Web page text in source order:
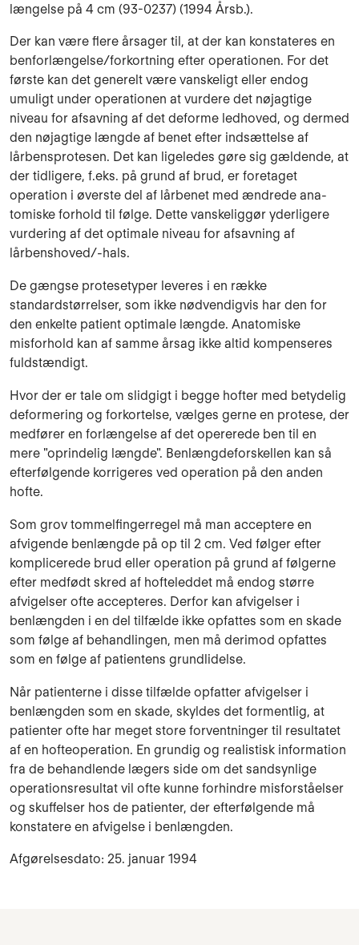
længelse på 4 cm (93-0237) (1994 Årsb.).
Der kan være flere årsager til, at der kan konstateres en
benforlængel­se/forkortning efter opera­tionen. For det
første kan det generelt være vanskeligt eller endog
umuligt un­der ope­rationen at vurdere det nøjagtige
niveau for afsavning af det deforme ledhoved, og dermed
den nøjagtige længde af benet efter ind­sættelse af
lårbensprotesen. Det kan ligeledes gøre sig gældende, at
der tidligere, f.eks. på grund af brud, er foretaget
operation i øverste del af lår­benet med ændrede ana­
tomiske forhold til følge. Dette vanskeliggør yderligere
vurdering af det optimale niveau for afsavning af
lårbenshoved/-hals.
De gængse protesetyper leveres i en række
standardstørrelser, som ik­ke nødvendigvis har den for
den enkelte patient optimale længde. Anatomiske
misforhold kan af samme årsag ikke al­tid kompenseres
fuldstændigt.
Hvor der er tale om slidgigt i begge hofter med betydelig
deformering og forkortelse, vælges gerne en protese, der
medfører en forlængelse af det opererede ben til en
mere "oprindelig længde". Benlængdeforskel­len kan så
efterfølgende korrigeres ved operation på den anden
hofte.
Som grov tommelfingerregel må man acceptere en
afvigende ben­længde på op til 2 cm. Ved følger efter
komplicerede brud eller opera­tion på grund af følgerne
efter medfødt skred af hofte­leddet må endog større
afvigelser ofte accepteres. Derfor kan afvigelser i
benlængden i en del tilfælde ikke opfattes som en skade
som følge af behandlingen, men må derimod opfat­tes
som en følge af patientens grundlidelse.
Når patienterne i disse tilfælde opfatter afvigelser i
benlængden som en skade, skyldes det formentlig, at
patienter ofte har meget store forventninger til resulta­tet
af en hofteoperation. En grundig og realistisk information
fra de behandlende lægers side om det sandsynlige
operationsresultat vil ofte kunne forhindre misforståelser
og skuffelser hos de pa­tienter, der efterfølgende må
konstatere en afvi­gelse i benlængden.
Afgørelsesdato: 25. januar 1994